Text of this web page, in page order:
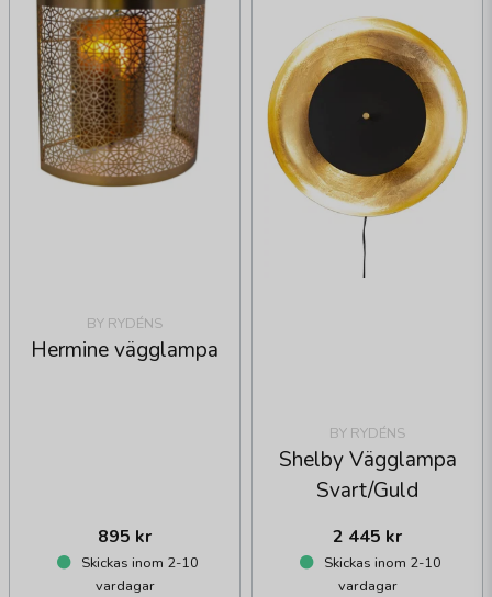
BY RYDÉNS
Hermine vägglampa
895 kr
Skickas inom 2-10
vardagar
BY RYDÉNS
Shelby Vägglampa
Svart/Guld
2 445 kr
Skickas inom 2-10
vardagar